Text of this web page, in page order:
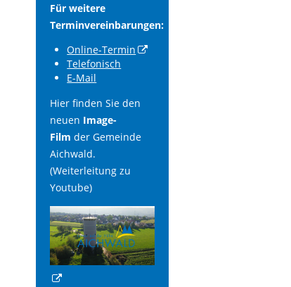
Für weitere
Terminvereinbarungen:
Online-Termin
Telefonisch
E-Mail
Hier finden Sie den
neuen Image-
Film der Gemeinde
Aichwald.
(Weiterleitung zu
Youtube)